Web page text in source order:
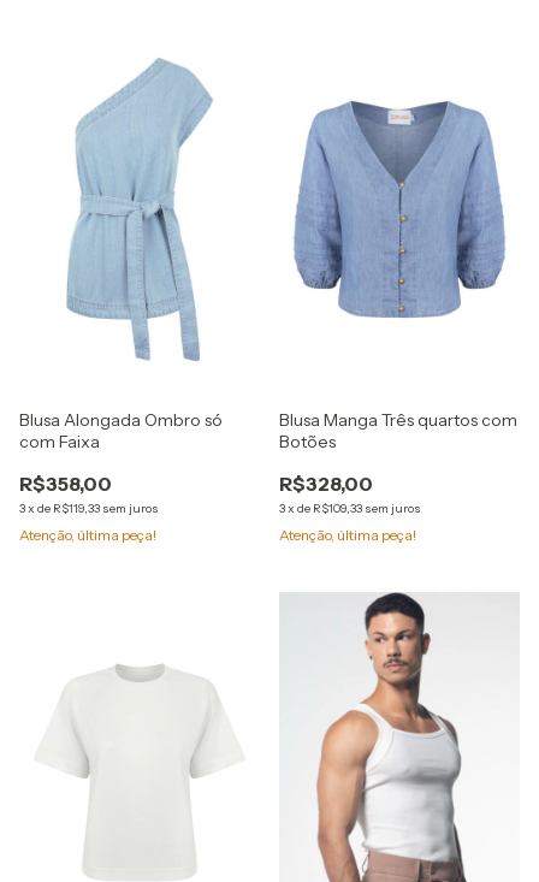
Blusa Alongada Ombro só
com Faixa
R$358,00
3x de R$119,33 sem juros
Atenção, última peça!
Blusa Manga Três quartos com
Botões
R$328,00
3x de R$109,33 sem juros
Atenção, última peça!